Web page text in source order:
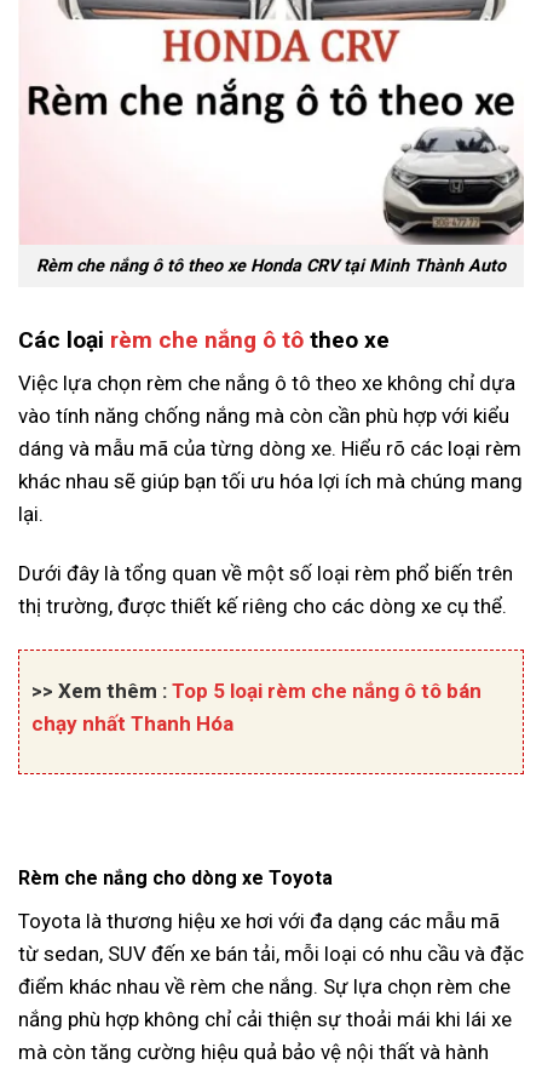
Rèm che nắng ô tô theo xe Honda CRV tại Minh Thành Auto
Các loại rèm che nắng ô tô theo xe
Việc lựa chọn rèm che nắng ô tô theo xe không chỉ dựa
vào tính năng chống nắng mà còn cần phù hợp với kiểu
dáng và mẫu mã của từng dòng xe. Hiểu rõ các loại rèm
khác nhau sẽ giúp bạn tối ưu hóa lợi ích mà chúng mang
lại.
Dưới đây là tổng quan về một số loại rèm phổ biến trên
thị trường, được thiết kế riêng cho các dòng xe cụ thể.
>> Xem thêm : Top 5 loại rèm che nắng ô tô bán
chạy nhất Thanh Hóa
Rèm che nắng cho dòng xe Toyota
Toyota là thương hiệu xe hơi với đa dạng các mẫu mã
từ sedan, SUV đến xe bán tải, mỗi loại có nhu cầu và đặc
điểm khác nhau về rèm che nắng. Sự lựa chọn rèm che
nắng phù hợp không chỉ cải thiện sự thoải mái khi lái xe
mà còn tăng cường hiệu quả bảo vệ nội thất và hành